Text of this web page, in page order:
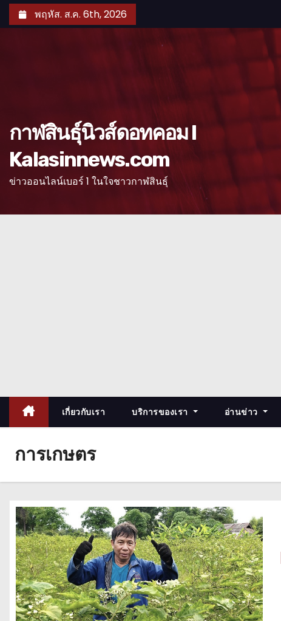
k
t
พฤหัส. ส.ค. 6th, 2026
กาฬสินธุ์นิวส์ดอทคอม l
Kalasinnews.com
ข่าวออนไลน์เบอร์ 1 ในใจชาวกาฬสินธุ์
เกี่ยวกับเรา บริการของเรา อ่านข่าว
การเกษตร